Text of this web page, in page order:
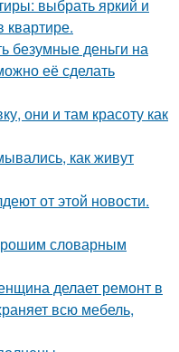
выбрать яркий и
квартире.
безумные деньги на
её сделать
они и там красоту как
как живут
от этой новости.
словарным
делает ремонт в
всю мебель,